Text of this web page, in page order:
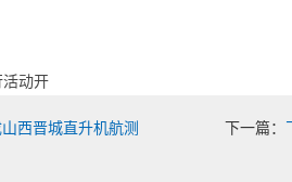
动开
西晋城直升机航测 下一篇：